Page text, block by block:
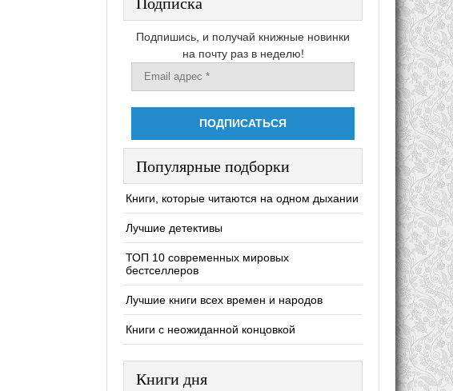
Подпишись, и получай книжные новинки
на почту раз в неделю!
Популярные подборки
Книги, которые читаются на одном дыхании
Лучшие детективы
ТОП 10 современных мировых
бестселлеров
Лучшие книги всех времен и народов
Книги с неожиданной концовкой
Книги дня